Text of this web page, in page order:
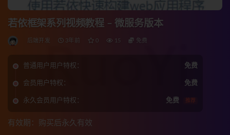
若依框架系列视频教程 – 微服务版本
后端开发 3年前 0 15 免费
普通用户用户特权： 免费
会员用户特权： 免费
永久会员用户特权： 免费 推荐
有效期：购买后永久有效